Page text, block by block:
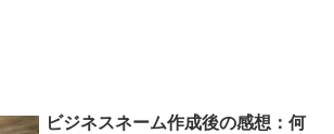
ビジネスネーム作成後の感想：何